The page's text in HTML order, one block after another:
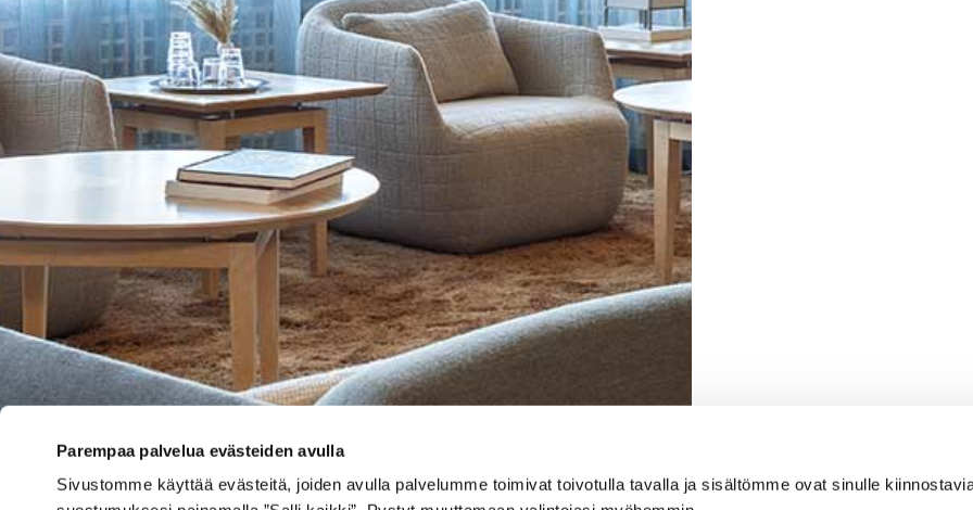
Parempaa palvelua evästeiden avulla
Sivustomme käyttää evästeitä, joiden avulla palvelumme toimivat toivotulla tavalla ja sisältömme ovat sinulle